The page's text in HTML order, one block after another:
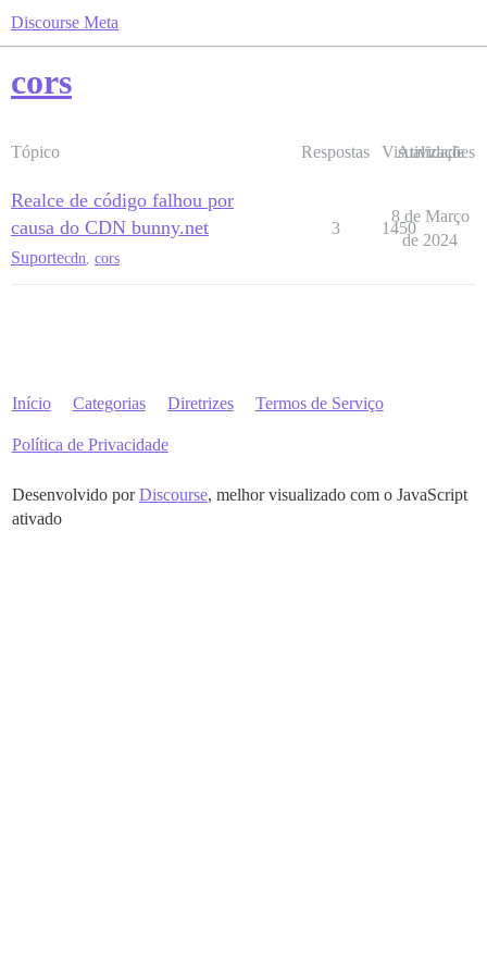
Discourse Meta
cors
Tópico Respostas Visualizações
Atividade
Realce de código falhou por
causa do CDN bunny.net
Suportecdn cors
3 1450
8 de Março
de 2024
Início Categorias Diretrizes Termos de Serviço
Política de Privacidade
Desenvolvido porDiscourse, melhor visualizado com o JavaScript
ativado